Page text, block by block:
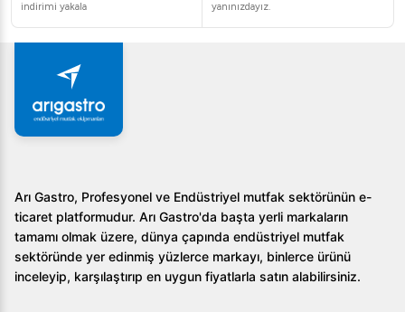
indirimi yakala
yanınızdayız.
Arı Gastro, Profesyonel ve Endüstriyel mutfak sektörünün e-
ticaret platformudur. Arı Gastro'da başta yerli markaların
tamamı olmak üzere, dünya çapında endüstriyel mutfak
sektöründe yer edinmiş yüzlerce markayı, binlerce ürünü
inceleyip, karşılaştırıp en uygun fiyatlarla satın alabilirsiniz.